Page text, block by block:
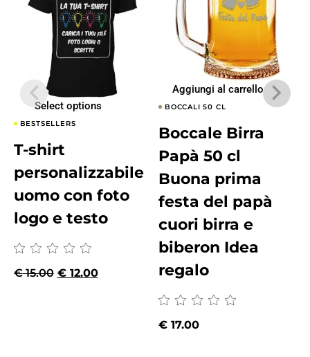
Select options
BESTSELLERS
T-shirt
personalizzabile
uomo con foto
logo e testo
€15.00 €12.00
Aggiungi al carrello
BOCCALI 50 CL
Boccale Birra
Papà 50 cl
Buona prima
festa del papà
cuori birra e
biberon Idea
regalo
€ 17.00